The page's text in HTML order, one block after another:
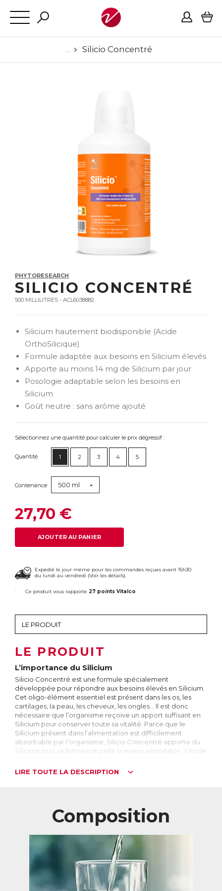
Silicio Concentré
PHYTORESEARCH
SILICIO CONCENTRÉ
500 MILLILITRES - ACL6038882
Silicium hautement biodisponible (Acide
OrthoSilicique)
Formule adaptée aux besoins en Silicium élevés
Apporte au moins 14 mg de Silicium par jour
Posologie adaptable selon les besoins en
Silicium
Goût neutre : sans arôme ajouté
Sélectionnez une quantité pour calculer le prix dégressif :
Quantité 1 2 3 4 5
Contenance 500 ml
27,70 €
AJOUTER AU PANIER
Expédié le jour même pour les commandes reçues avant 15h30
du lundi au vendredi (Voir les détails).
Ce produit vous rapporte 27 points Vitalco
LE PRODUIT
L’importance du Silicium
Silicio Concentré est une formule spécialement
développée pour répondre aux besoins élevés en Silicium.
Cet oligo-élément essentiel est présent dans les os, les
cartilages, la peau, les cheveux, les ongles… Il est donc
nécessaire que l’organisme reçoive un apport suffisant en
Silicium pour conserver toute sa vitalité. Parce que le
Silicium présent dans l’alimentation est difficilement
absorbable par l’organisme, Silicio Concentré apporte du
Silicium sous sa forme naturelle la mieux assimilable : l’Acide
Le Silicium : quelle forme choisir ?
Le Silicium est l’élément le plus abondant de la croûte
terrestre après l’oxygène. Il n’existe pas dans la nature en
tant que corps pur, mais est toujours associé à d’autres
éléments. On le trouve majoritairement sous forme de
silice, dans le sable ou le quartz par exemple.
Le corps humain contient environ 1000 mg de Silicium,
principalement dans les os, les cartilages et les tendons
LIRE TOUTE LA DESCRIPTION
Composition